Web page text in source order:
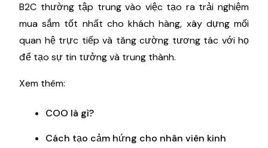
B2C thường tập trung vào việc tạo ra trải nghiệm
mua sắm tốt nhất cho khách hàng, xây dựng mối
quan hệ trực tiếp và tăng cường tương tác với họ
để tạo sự tin tưởng và trung thành.
Xem thêm:
COO là gì?
Cách tạo cảm hứng cho nhân viên kinh